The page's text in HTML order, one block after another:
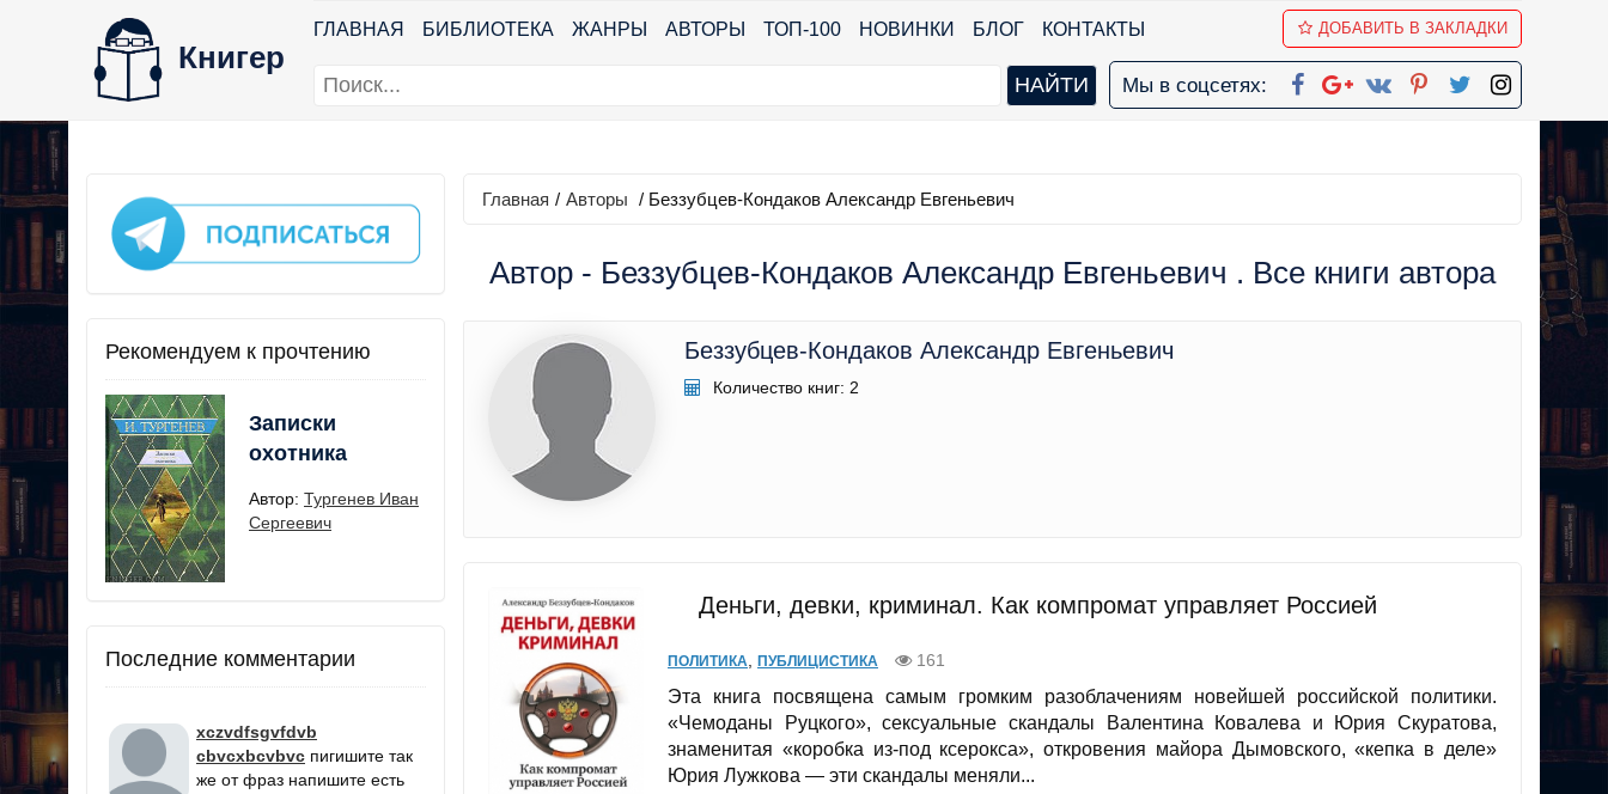
Книгер
ГЛАВНАЯ БИБЛИОТЕКА ЖАНРЫ АВТОРЫ ТОП-100 НОВИНКИ БЛОГ КОНТАКТЫ ДОБАВИТЬ В ЗАКЛАДКИ
Мы в соцсетях:
Рекомендуем к прочтению
Записки
охотника
Автор: Тургенев Иван
Сергеевич
Последние комментарии
xczvdfsgvfdvb
cbvcxbcvbvc пигишите так
же от фраз напишите есть
Главная / Авторы / Беззубцев-Кондаков Александр Евгеньевич
Автор - Беззубцев-Кондаков Александр Евгеньевич . Все книги автора
Беззубцев-Кондаков Александр Евгеньевич
Количество книг: 2
Деньги, девки, криминал. Как компромат управляет Россией
ПОЛИТИКА ПУБЛИЦИСТИКА 161
Эта книга посвящена самым громким разоблачениям новейшей российской политики.
«Чемоданы Руцкого», сексуальные скандалы Валентина Ковалева и Юрия Скуратова,
знаменитая «коробка из-под ксерокса», откровения майора Дымовского, «кепка в деле»
Юрия Лужкова — эти скандалы меняли...